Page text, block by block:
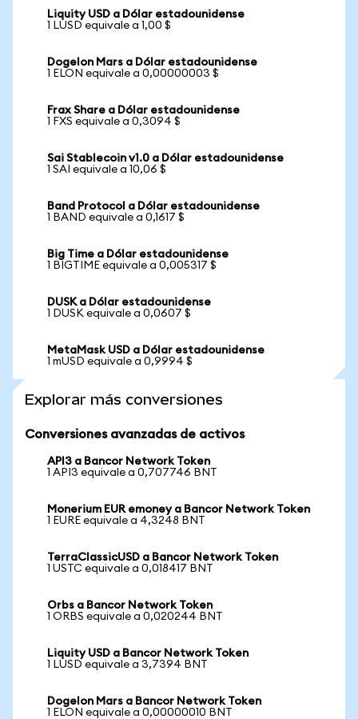
Liquity USD a Dólar estadounidense
1 LUSD equivale a 1,00 $
Dogelon Mars a Dólar estadounidense
1 ELON equivale a 0,00000003 $
Frax Share a Dólar estadounidense
1 FXS equivale a 0,3094 $
Sai Stablecoin v1.0 a Dólar estadounidense
1 SAI equivale a 10,06 $
Band Protocol a Dólar estadounidense
1 BAND equivale a 0,1617 $
Big Time a Dólar estadounidense
1 BIGTIME equivale a 0,005317 $
DUSK a Dólar estadounidense
1 DUSK equivale a 0,0607 $
MetaMask USD a Dólar estadounidense
1 mUSD equivale a 0,9994 $
Explorar más conversiones
Conversiones avanzadas de activos
API3 a Bancor Network Token
1 API3 equivale a 0,707746 BNT
Monerium EUR emoney a Bancor Network Token
1 EURE equivale a 4,3248 BNT
TerraClassicUSD a Bancor Network Token
1 USTC equivale a 0,018417 BNT
Orbs a Bancor Network Token
1 ORBS equivale a 0,020244 BNT
Liquity USD a Bancor Network Token
1 LUSD equivale a 3,7394 BNT
Dogelon Mars a Bancor Network Token
1 ELON equivale a 0,00000010 BNT